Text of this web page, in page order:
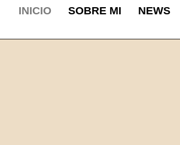
INICIO SOBRE MI NEWS